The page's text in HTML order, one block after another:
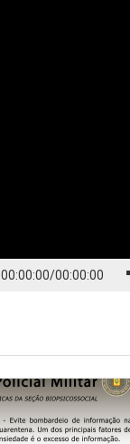
00:00:00/00:00:00